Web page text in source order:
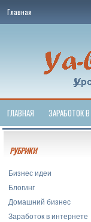
Главная
ГЛАВНАЯ ЗАРАБОТОК
РУБРИКИ
Бизнес идеи
Блогинг
Домашний бизнес
Заработок в интернете